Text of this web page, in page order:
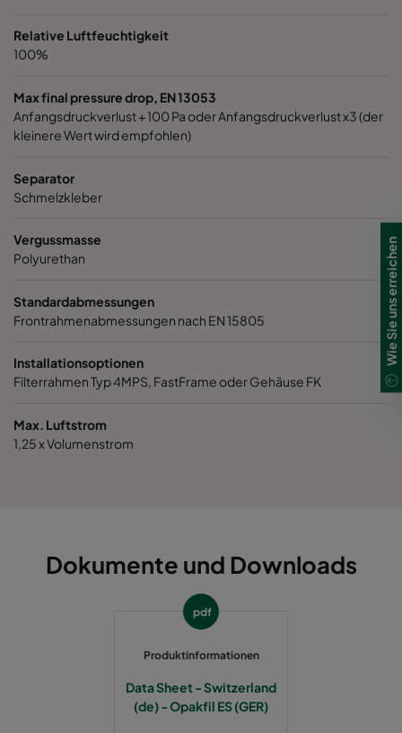
Relative Luftfeuchtigkeit
100%
Max final pressure drop, EN 13053
Anfangsdruckverlust + 100 Pa oder Anfangsdruckverlust x3 (der
kleinere Wert wird empfohlen)
Separator
Schmelzkleber
Vergussmasse
Polyurethan
Standardabmessungen
Frontrahmenabmessungen nach EN 15805
Installationsoptionen
Filterrahmen Typ 4MPS, FastFrame oder Gehäuse FK
Max. Luftstrom
1,25 x Volumenstrom
Dokumente und Downloads
pdf
Produktinformationen
Data Sheet - Switzerland
(de) - Opakfil ES (GER)
Wie Sie uns erreichen